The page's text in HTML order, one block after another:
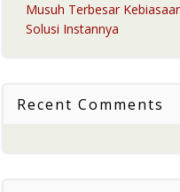
Musuh Terbesar
Solusi Instannya
Recent Comments